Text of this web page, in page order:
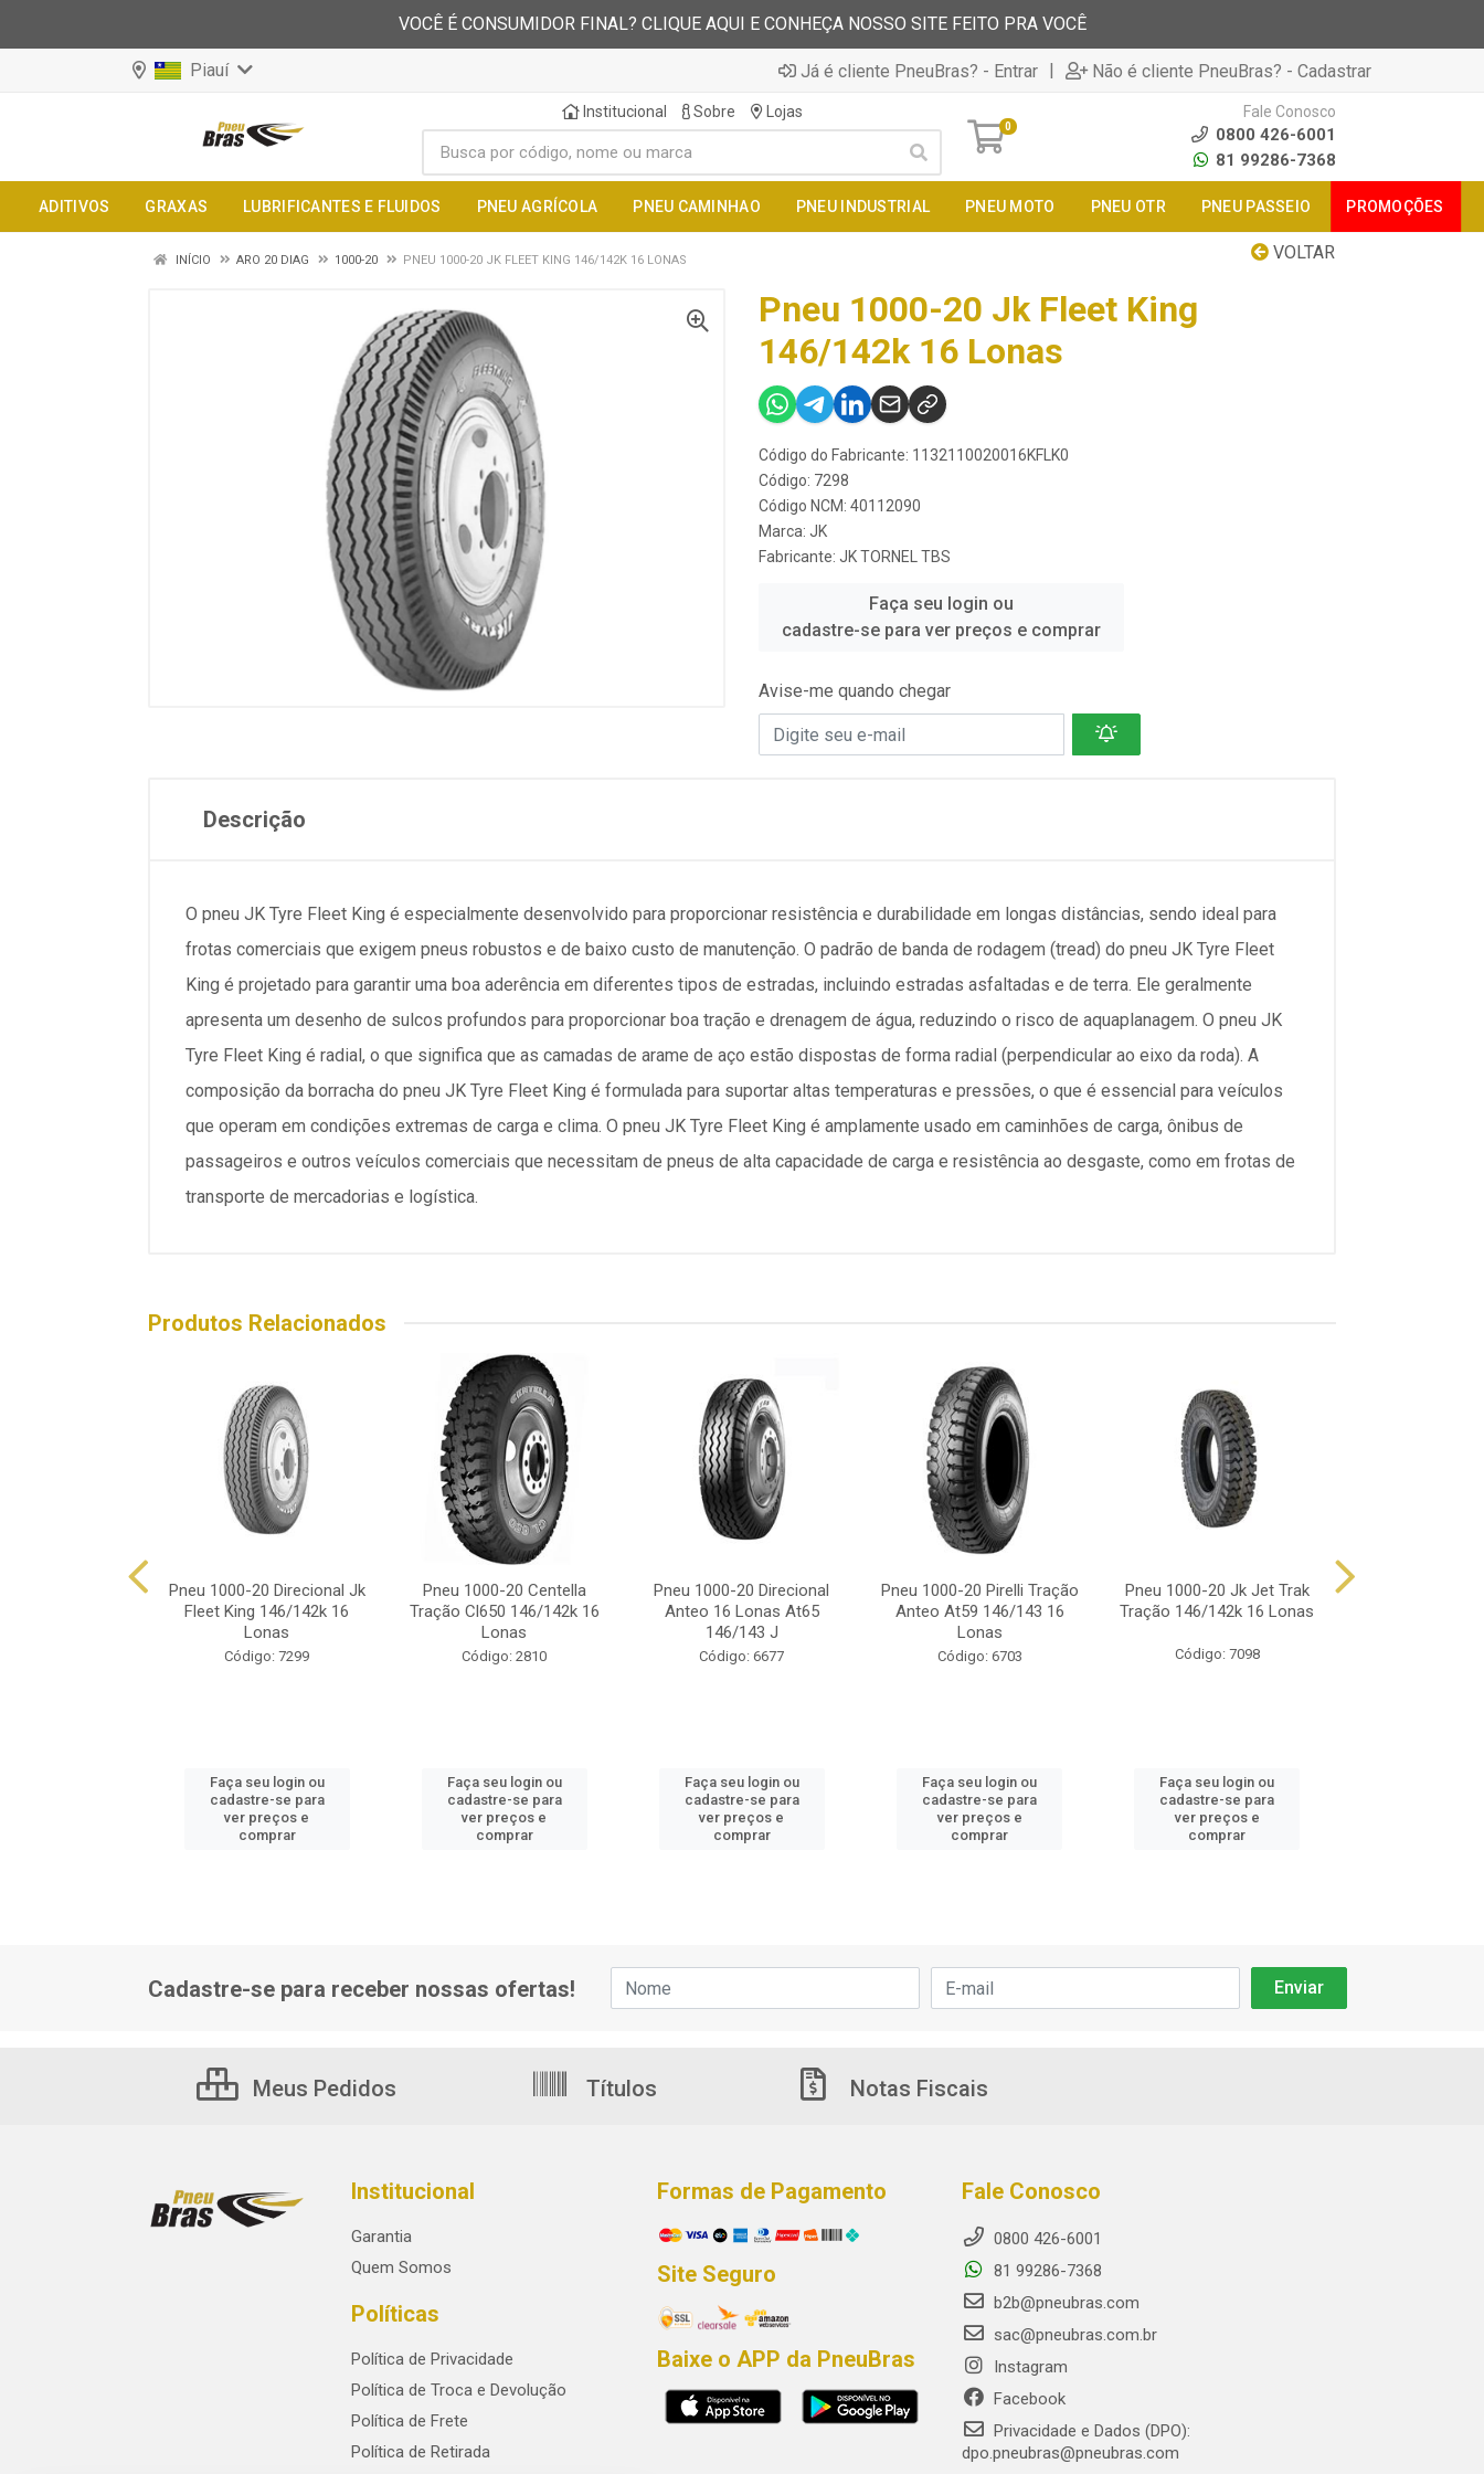
VOCÊ É CONSUMIDOR FINAL? CLIQUE AQUI E CONHEÇA NOSSO SITE FEITO PRA VOCÊ
Piauí Já é cliente PneuBras? - Entrar | Não é cliente PneuBras? - Cadastrar
Institucional Sobre Lojas
0
Fale Conosco
0800 426-6001
81 99286-7368
ADITIVOS GRAXAS LUBRIFICANTES E FLUIDOS PNEU AGRÍCOLA PNEU CAMINHAO PNEU INDUSTRIAL PNEU MOTO PNEU OTR PNEU PASSEIO PROMOÇÕES
VOLTAR
INÍCIO ARO 20 DIAG 1000-20 PNEU 1000-20 JK FLEET KING 146/142K 16 LONAS
Pneu 1000-20 Jk Fleet King
146/142k 16 Lonas
Código do Fabricante: 1132110020016KFLK0
Código: 7298
Código NCM: 40112090
Marca: JK
Fabricante: JK TORNEL TBS
Faça seu login ou
cadastre-se para ver preços e comprar
Avise-me quando chegar
Descrição
O pneu JK Tyre Fleet King é especialmente desenvolvido para proporcionar resistência e durabilidade em longas distâncias, sendo ideal para
frotas comerciais que exigem pneus robustos e de baixo custo de manutenção. O padrão de banda de rodagem (tread) do pneu JK Tyre Fleet
King é projetado para garantir uma boa aderência em diferentes tipos de estradas, incluindo estradas asfaltadas e de terra. Ele geralmente
apresenta um desenho de sulcos profundos para proporcionar boa tração e drenagem de água, reduzindo o risco de aquaplanagem. O pneu JK
Tyre Fleet King é radial, o que significa que as camadas de arame de aço estão dispostas de forma radial (perpendicular ao eixo da roda). A
composição da borracha do pneu JK Tyre Fleet King é formulada para suportar altas temperaturas e pressões, o que é essencial para veículos
que operam em condições extremas de carga e clima. O pneu JK Tyre Fleet King é amplamente usado em caminhões de carga, ônibus de
passageiros e outros veículos comerciais que necessitam de pneus de alta capacidade de carga e resistência ao desgaste, como em frotas de
transporte de mercadorias e logística.
Produtos Relacionados
Pneu 1000-20 Direcional Jk
Fleet King 146/142k 16
Lonas
Código: 7299
Faça seu login ou
cadastre-se para
ver preços e
comprar
Pneu 1000-20 Centella
Tração Cl650 146/142k 16
Lonas
Código: 2810
Faça seu login ou
cadastre-se para
ver preços e
comprar
Pneu 1000-20 Direcional
Anteo 16 Lonas At65
146/143 J
Código: 6677
Faça seu login ou
cadastre-se para
ver preços e
comprar
Pneu 1000-20 Pirelli Tração
Anteo At59 146/143 16
Lonas
Código: 6703
Faça seu login ou
cadastre-se para
ver preços e
comprar
Pneu 1000-20 Jk Jet Trak
Tração 146/142k 16 Lonas
Código: 7098
Faça seu login ou
cadastre-se para
ver preços e
comprar
Cadastre-se para receber nossas ofertas!
Meus Pedidos Títulos Notas Fiscais
Institucional
Garantia
Quem Somos
Políticas
Política de Privacidade
Política de Troca e Devolução
Política de Frete
Política de Retirada
Formas de Pagamento
Site Seguro
Baixe o APP da PneuBras
Fale Conosco
0800 426-6001
81 99286-7368
b2b@pneubras.com
sac@pneubras.com.br
Instagram
Facebook
Privacidade e Dados (DPO):
dpo.pneubras@pneubras.com